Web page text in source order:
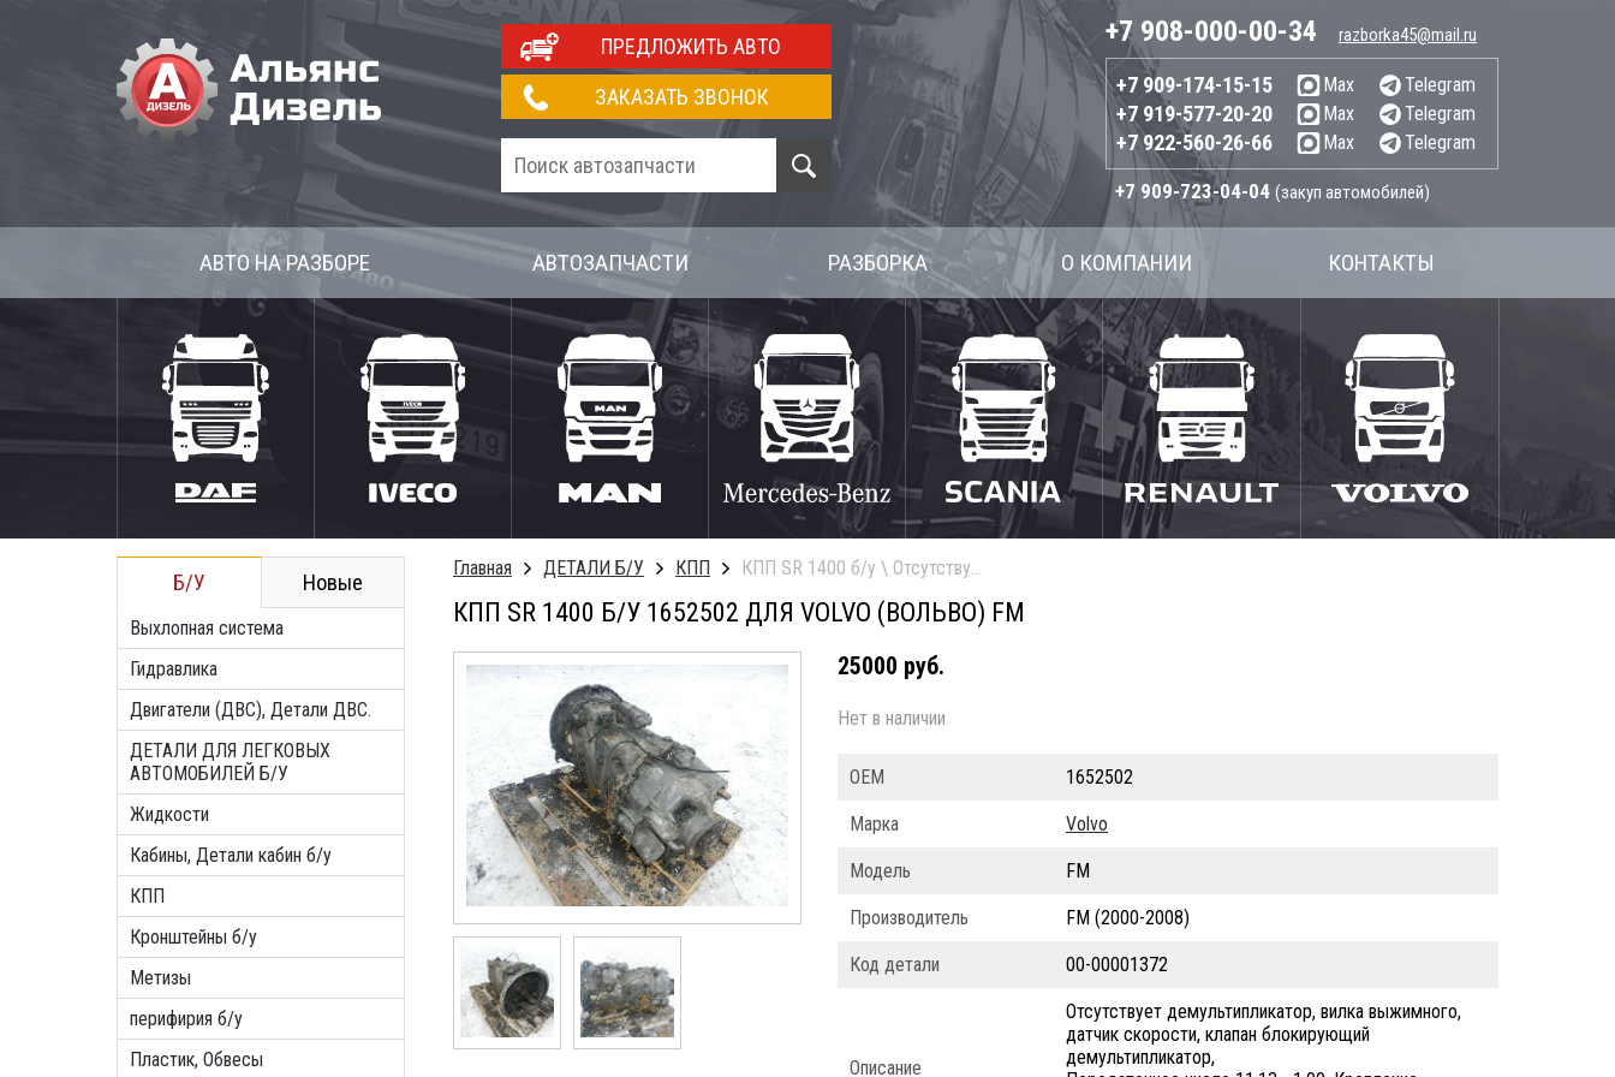
ПРЕДЛОЖИТЬ АВТО
ЗАКАЗАТЬ ЗВОНОК
+7 908-000-00-34 razborka45@mail.ru
+7 909-174-15-15 Max Telegram
+7 919-577-20-20 Max Telegram
+7 922-560-26-66 Max Telegram
+7 909-723-04-04 (закуп автомобилей)
АВТО НА РАЗБОРЕ АВТОЗАПЧАСТИ РАЗБОРКА О КОМПАНИИ КОНТАКТЫ
Б/У Новые
Выхлопная система
Гидравлика
Двигатели (ДВС), Детали ДВС.
ДЕТАЛИ ДЛЯ ЛЕГКОВЫХ
АВТОМОБИЛЕЙ Б/У
Жидкости
Кабины, Детали кабин б/у
КПП
Кронштейны б/у
Метизы
перифирия б/у
Пластик, Обвесы
Главная ДЕТАЛИ Б/У КПП КПП SR 1400 б/у \ Отсутствует демультипликатор, вилка выжимного, датчик скорости, клапан блокирующий
КПП SR 1400 Б/У 1652502 ДЛЯ VOLVO (ВОЛЬВО) FM
25000 руб.
Нет в наличии
ОЕМ 1652502
Марка Volvo
Модель FM
Производитель FM (2000-2008)
Код детали 00-00001372
Описание
Отсутствует демультипликатор, вилка выжимного,
датчик скорости, клапан блокирующий
демультипликатор,